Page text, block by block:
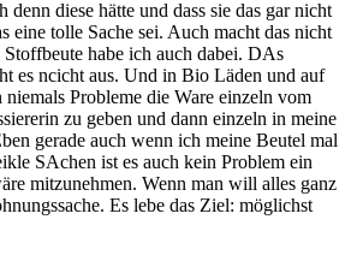
diese hätte und dass sie das gar nicht
eine tolle Sache sei. Auch macht das nicht
habe ich auch dabei. DAs
es ncicht aus. Und in Bio Läden und auf
Probleme die Ware einzeln vom
zu geben und dann einzeln in meine
gerade auch wenn ich meine Beutel mal
SAchen ist es auch kein Problem ein
mitzunehmen. Wenn man will alles ganz
Es lebe das Ziel: möglichst